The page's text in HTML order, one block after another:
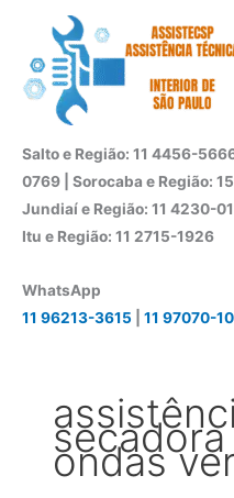
conteúdo
Salto e Região: 11 4456-
0769 | Sorocaba e Região:
Jundiaí e Região: 11 4230-
Itu e Região: 11 2715-1926
WhatsApp
11 96213-3615
11 97070-
ondas